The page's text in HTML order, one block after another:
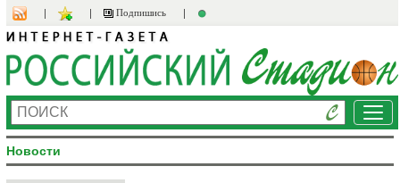
Подпишись
Новости